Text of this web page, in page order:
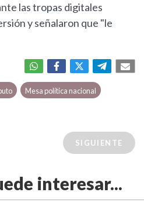
las tropas digitales
y señalaron que "le
Mesa política nacional
SIGUIENTE
interesar...